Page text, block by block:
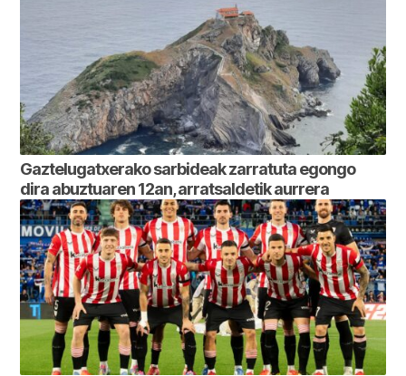
Gaztelugatxerako sarbideak zarratuta egongo
dira abuztuaren 12an, arratsaldetik aurrera